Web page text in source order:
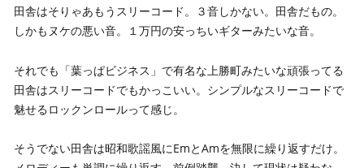
田舎はそりゃあもうスリーコード。３音しかない。田舎だもの。
しかもヌケの悪い音。１万円の安っちいギターみたいな音。
それでも「葉っぱビジネス」で有名な上勝町みたいな頑張ってる
田舎はスリーコードでもかっこいい。シンプルなスリーコードで
魅せるロックンロールって感じ。
そうでない田舎は昭和歌謡風にEmとAmを無限に繰り返すだけ。